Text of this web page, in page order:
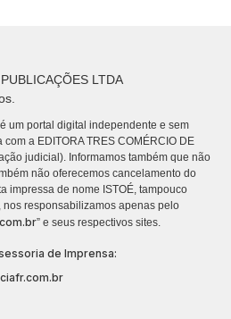
LTDA
um portal digital independente e sem
a EDITORA TRES COMÉRCIO DE
judicial). Informamos também que não
não oferecemos cancelamento do
impressa de nome ISTOÉ, tampouco
responsabilizamos apenas pelo
” e seus respectivos sites.
de Imprensa: